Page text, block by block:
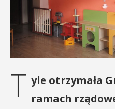
T yle otrzymała
ramach